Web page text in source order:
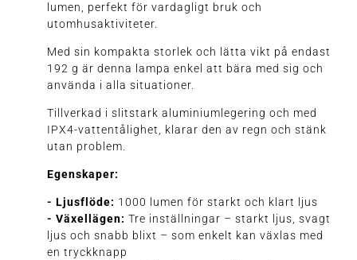
lumen, perfekt för vardagligt bruk och
utomhusaktiviteter.
Med sin kompakta storlek och lätta vikt på endast
192 g är denna lampa enkel att bära med sig och
använda i alla situationer.
Tillverkad i slitstark aluminiumlegering och med
IPX4-vattentålighet, klarar den av regn och stänk
utan problem.
Egenskaper:
- Ljusflöde: 1000 lumen för starkt och klart ljus
- Växellägen: Tre inställningar – starkt ljus, svagt
ljus och snabb blixt – som enkelt kan växlas med
en tryckknapp